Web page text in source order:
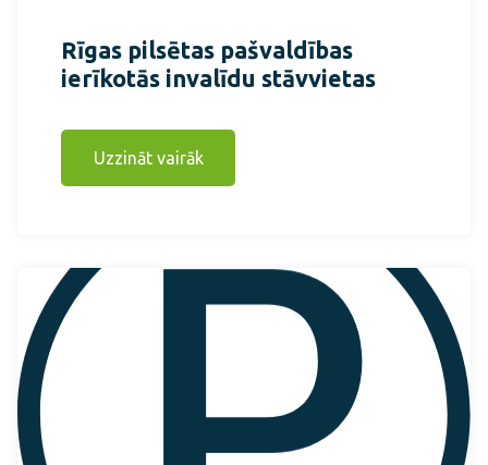
Rīgas pilsētas pašvaldības
ierīkotās invalīdu stāvvietas
Uzzināt vairāk